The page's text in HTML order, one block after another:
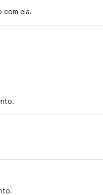
com ela.